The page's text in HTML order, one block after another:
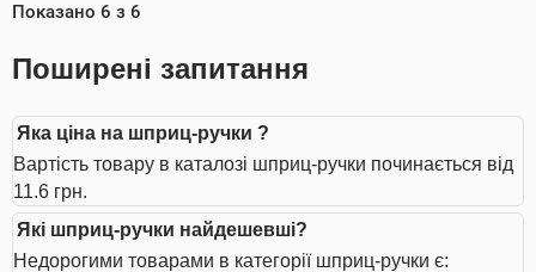
Показано 6 з 6
Поширені запитання
Яка ціна на шприц-ручки ?
Вартість товару в каталозі шприц-ручки починається від
11.6 грн.
Які шприц-ручки найдешевші?
Недорогими товарами в категорії шприц-ручки є: